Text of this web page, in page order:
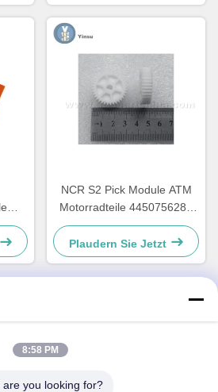
C
NCR S2 Pick Module ATM
Motorradteile 4450756286
OEM
Plaudern Sie Jetzt
8:58 PM
you looking for?